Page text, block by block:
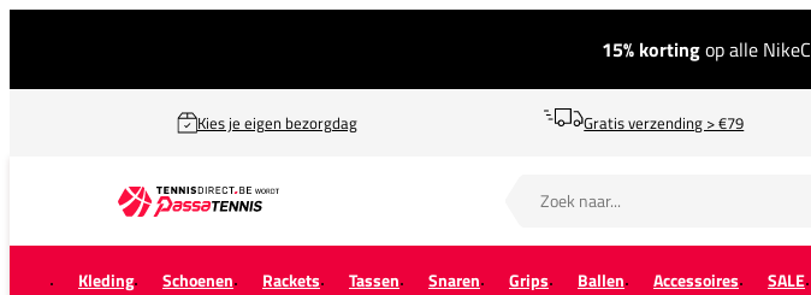
15% kortingop alle
Kies je eigen bezorgdag Gratis verzending > €79
Kleding Schoenen Rackets Tassen Snaren Grips Ballen Accessoires SALE